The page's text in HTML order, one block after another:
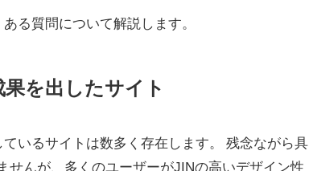
る質問について解説します。
を出したサイト
いるサイトは数多く存在します。 残念ながら具
せんが、多くのユーザーがJINの高いデザイン性